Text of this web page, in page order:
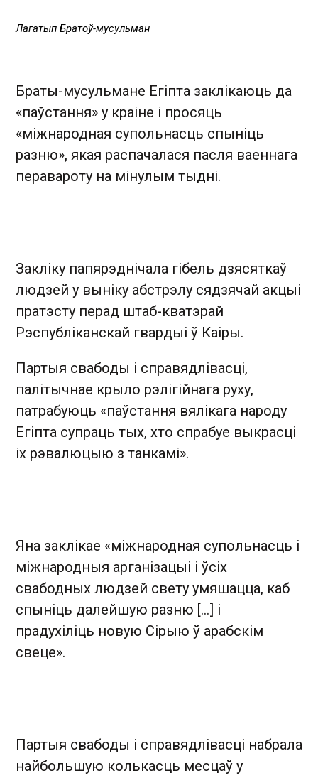
Лагатып Братоў-мусульман
Браты-мусульмане Егіпта заклікаюць да
«паўстання» у краіне і просяць
«міжнародная супольнасць спыніць
разню», якая распачалася пасля ваеннага
перавароту на мінулым тыдні.
Закліку папярэднічала гібель дзясяткаў
людзей у выніку абстрэлу сядзячай акцыі
пратэсту перад штаб-кватэрай
Рэспубліканскай гвардыі ў Каіры.
Партыя свабоды і справядлівасці,
палітычнае крыло рэлігійнага руху,
патрабуюць «паўстання вялікага народу
Егіпта супраць тых, хто спрабуе выкрасці
іх рэвалюцыю з танкамі».
Яна заклікае «міжнародная супольнасць і
міжнародныя арганізацыі і ўсіх
свабодных людзей свету умяшацца, каб
спыніць далейшую разню [...] і
прадухіліць новую Сірыю ў арабскім
свеце».
Партыя свабоды і справядлівасці набрала
найбольшую колькасць месцаў у